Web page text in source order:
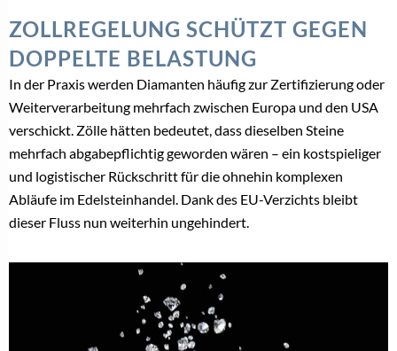
ZOLLREGELUNG SCHÜTZT GEGEN
DOPPELTE BELASTUNG
In der Praxis werden Diamanten häufig zur Zertifizierung oder
Weiterverarbeitung mehrfach zwischen Europa und den USA
verschickt. Zölle hätten bedeutet, dass dieselben Steine
mehrfach abgabepflichtig geworden wären – ein kostspieliger
und logistischer Rückschritt für die ohnehin komplexen
Abläufe im Edelsteinhandel. Dank des EU-Verzichts bleibt
dieser Fluss nun weiterhin ungehindert.